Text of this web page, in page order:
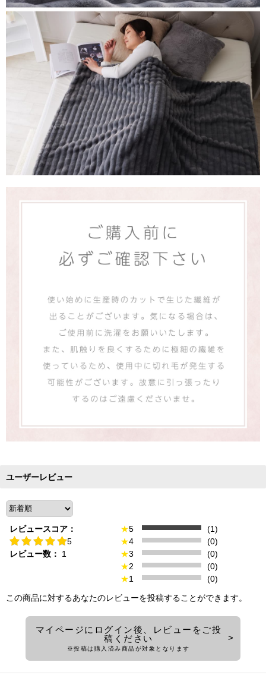
ユーザーレビュー
レビュースコア：
5
レビュー数：
1
★5
(1)
★4
(0)
★3
(0)
★2
(0)
★1
(0)
この商品に対するあなたのレビューを投稿することができます。
マイページにログイン後、レビューをご投
稿ください
※投稿は購入済み商品が対象となります